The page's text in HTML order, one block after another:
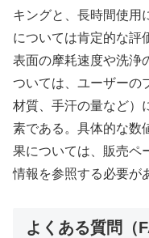
キングと、長時間使用
については肯定的な評
表面の摩耗速度や洗浄
ついては、ユーザーの
材質、手汗の量など）
素である。具体的な数
果については、販売ペ
情報を参照する必要が
よくある質問（